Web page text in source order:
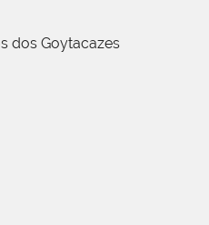
dos Goytacazes